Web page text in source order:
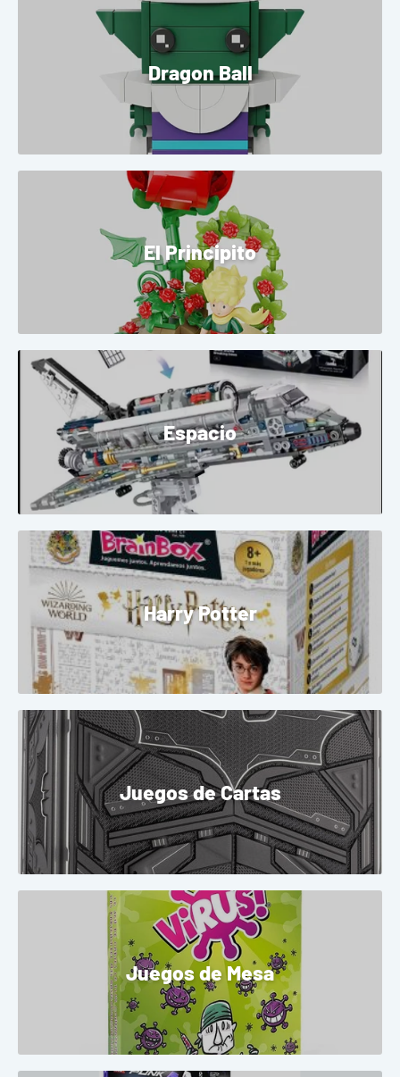
Dragon Ball
El Principito
Espacio
Harry Potter
Juegos de Cartas
Juegos de Mesa